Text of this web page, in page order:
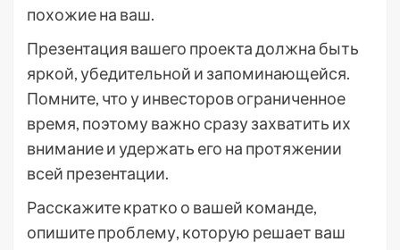
похожие на ваш.
Презентация вашего проекта должна быть
яркой, убедительной и запоминающейся.
Помните, что у инвесторов ограниченное
время, поэтому важно сразу захватить их
внимание и удержать его на протяжении
всей презентации.
Расскажите кратко о вашей команде,
опишите проблему, которую решает ваш